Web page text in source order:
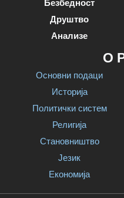
Безбедност
Друштво
Анализе
О
Основни подаци
Историја
Политички систем
Религија
Становништво
Језик
Економија